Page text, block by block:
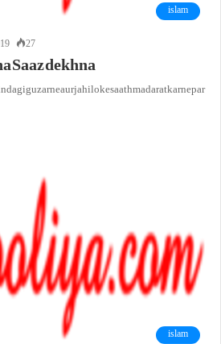
islam
27
Saaz dekhna
guzarne aur jahilo ke saath madarat karne par
islam